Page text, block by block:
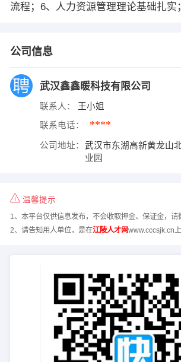
流程；6、人力资源管理理论基础扎实；
公司信息
武汉鑫鑫暖科技有限公司
联系人： 王小姐
联系电话： ****
公司地址：
武汉市东湖高新黄龙山
业园
温馨提示
1、本平台仅供信息发布，不会收取押金、保证金，请
2、请告知用人单位，是在江陵人才网www.cccsjk.cn